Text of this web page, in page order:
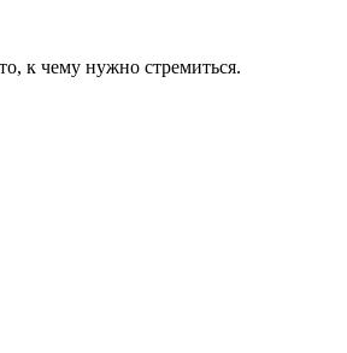
к чему нужно стремиться.